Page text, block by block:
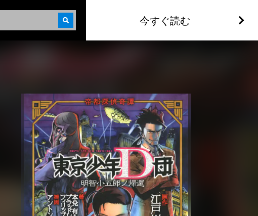
今すぐ読む